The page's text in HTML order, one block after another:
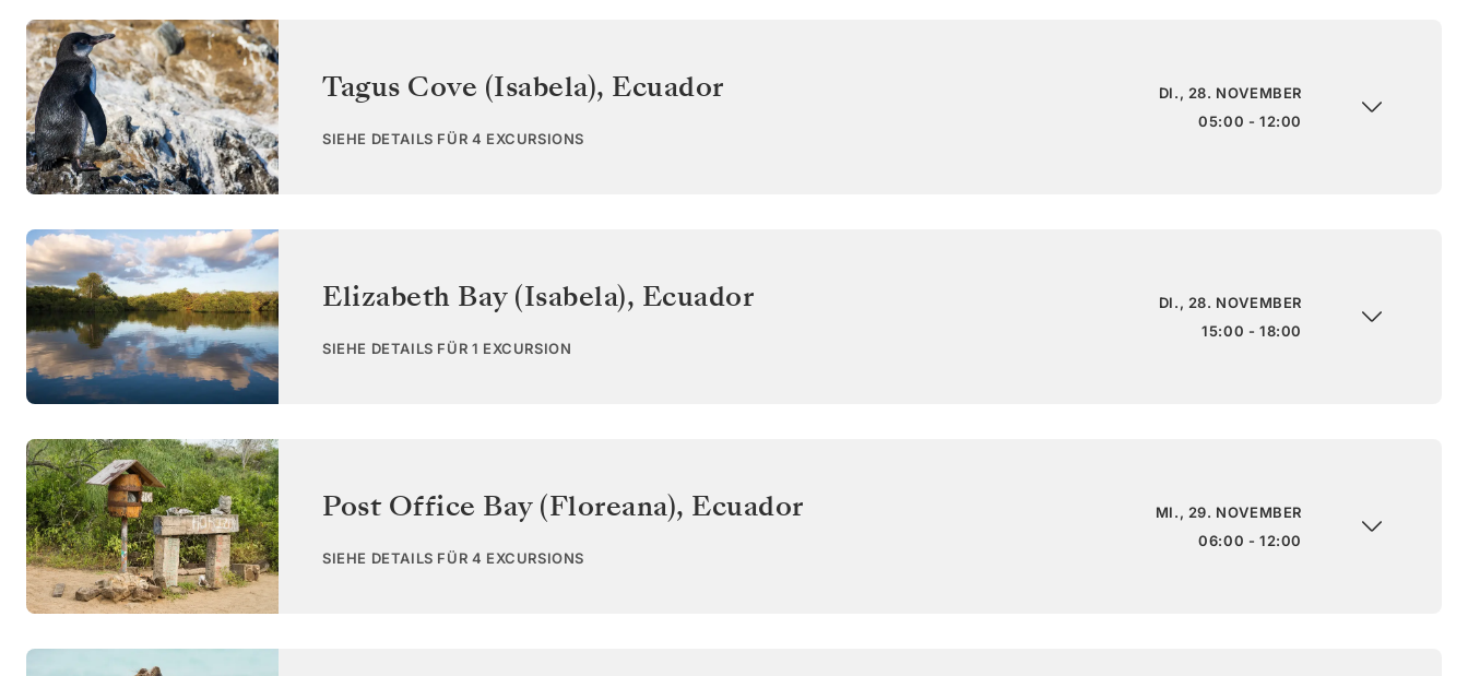
Tagus Cove (Isabela), Ecuador
SIEHE DETAILS FÜR 4 EXCURSIONS
DI., 28. NOVEMBER
05:00 - 12:00
Elizabeth Bay (Isabela), Ecuador
SIEHE DETAILS FÜR 1 EXCURSION
DI., 28. NOVEMBER
15:00 - 18:00
Post Office Bay (Floreana), Ecuador
SIEHE DETAILS FÜR 4 EXCURSIONS
MI., 29. NOVEMBER
06:00 - 12:00